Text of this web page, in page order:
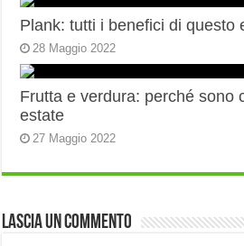
Plank: tutti i benefici di questo
28 Maggio 2022
Frutta e verdura: perché sono
estate
27 Maggio 2022
Lascia un commento